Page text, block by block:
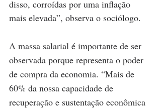
disso, corroídas por uma inflação
mais elevada”, observa o sociólogo.
A massa salarial é importante de ser
observada porque representa o poder
de compra da economia. “Mais de
60% da nossa capacidade de
recuperação e sustentação econômica